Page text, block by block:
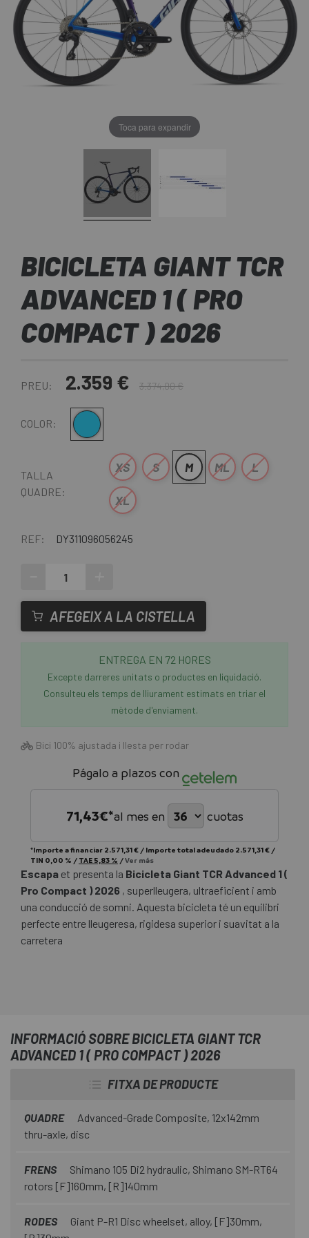
Toca para expandir
BICICLETA GIANT TCR
ADVANCED 1 ( PRO
COMPACT ) 2026
PREU: 2.359 € 3.374,00 €
COLOR: Blau
TALLA
QUADRE:
XS S M ML L
XL
REF: DY311096056245
AFEGEIX A LA CISTELLA
ENTREGA EN 72 HORES
Excepte darreres unitats o productes en liquidació.
Consulteu els temps de lliurament estimats en triar el
mètode d'enviament.
Bici 100% ajustada i llesta per rodar
Págalo a plazos con
71,43€*al mes en cuotas
*Importe a financiar 2.571,31 € / Importe total adeudado 2.571,31 € /
TIN 0,00 % / TAE 5,83 % /Ver más
Escapa et presenta la Bicicleta Giant TCR Advanced 1 (
Pro Compact ) 2026 , superlleugera, ultraeficient i amb
una conducció de somni. Aquesta bicicleta té un equilibri
perfecte entre lleugeresa, rigidesa superior i suavitat a la
carretera
INFORMACIÓ SOBRE BICICLETA GIANT TCR
ADVANCED 1 ( PRO COMPACT ) 2026
FITXA DE PRODUCTE
QUADRE
Advanced-Grade Composite, 12x142mm
thru-axle, disc
FRENS
Shimano 105 Di2 hydraulic, Shimano SM-RT64
rotors [F]160mm, [R]140mm
RODES
Giant P-R1 Disc wheelset, alloy, [F]30mm,